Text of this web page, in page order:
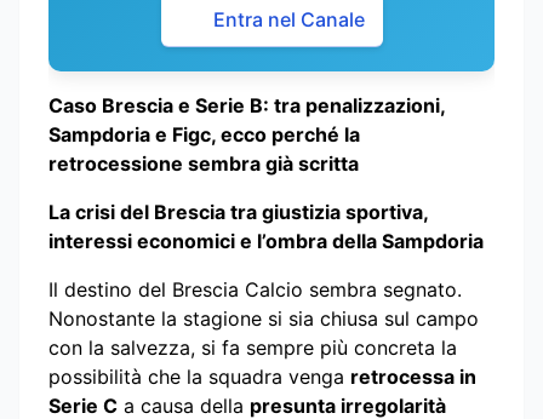
Entra nel Canale
Caso Brescia e Serie B: tra penalizzazioni,
Sampdoria e Figc, ecco perché la
retrocessione sembra già scritta
La crisi del Brescia tra giustizia sportiva,
interessi economici e l’ombra della Sampdoria
Il destino del Brescia Calcio sembra segnato.
Nonostante la stagione si sia chiusa sul campo
con la salvezza, si fa sempre più concreta la
possibilità che la squadra venga retrocessa in
Serie C a causa della presunta irregolarità